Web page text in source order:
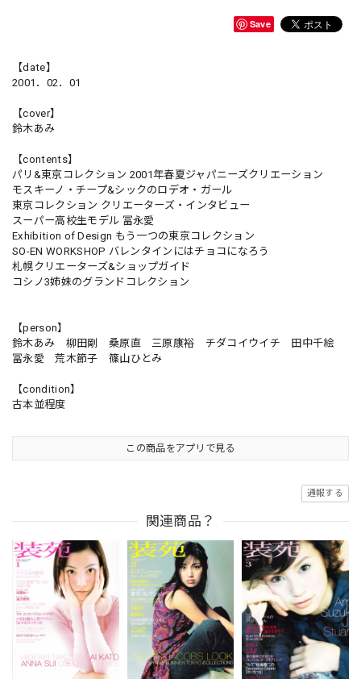
Save
【date】
2001．02．01
【cover】
鈴木あみ
【contents】
パリ&東京コレクション 2001年春夏ジャパニーズクリエーション
モスキーノ・チープ&シックのロデオ・ガール
東京コレクション クリエーターズ・インタビュー
スーパー高校生モデル 冨永愛
Exhibition of Design もう一つの東京コレクション
SO-EN WORKSHOP バレンタインにはチョコになろう
札幌クリエーターズ&ショップガイド
コシノ3姉妹のグランドコレクション
【person】
鈴木あみ 柳田剛 桑原直 三原康裕 チダコイウイチ 田中千絵
冨永愛 荒木節子 篠山ひとみ
【condition】
古本並程度
この商品をアプリで見る
通報する
関連商品？